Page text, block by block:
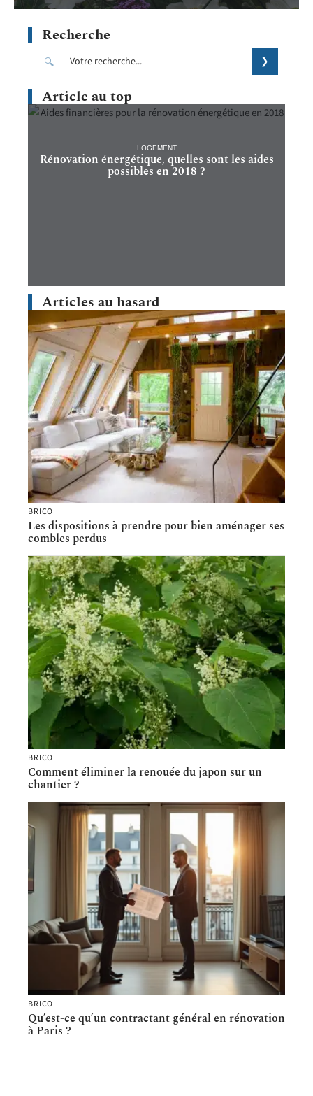
Recherche
Article au top
LOGEMENT
Rénovation énergétique, quelles sont les aides
possibles en 2018 ?
Articles au hasard
BRICO
Les dispositions à prendre pour bien aménager ses
combles perdus
BRICO
Comment éliminer la renouée du japon sur un
chantier ?
BRICO
Qu’est-ce qu’un contractant général en rénovation
à Paris ?